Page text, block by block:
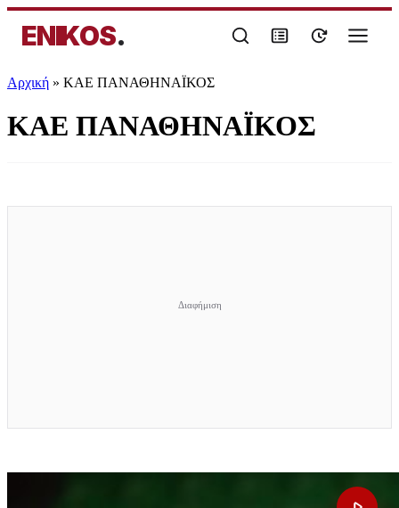
ENIKOS.
Αρχική » ΚΑΕ ΠΑΝΑΘΗΝΑΪΚΟΣ
ΚΑΕ ΠΑΝΑΘΗΝΑΪΚΟΣ